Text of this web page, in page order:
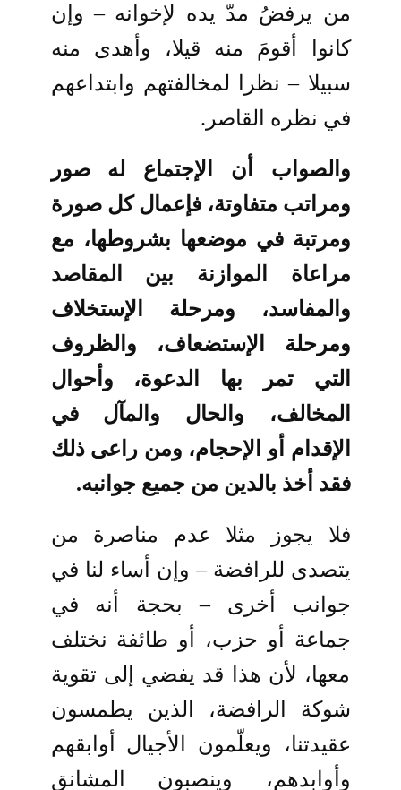
من يرفضُ مدّ يده لإخوانه – وإن
كانوا أقومَ منه قيلا، وأهدى منه
سبيلا – نظرا لمخالفتهم وابتداعهم
في نظره القاصر.
والصواب أن الإجتماع له صور
ومراتب متفاوتة، فإعمال كل صورة
ومرتبة في موضعها بشروطها، مع
مراعاة الموازنة بين المقاصد
والمفاسد، ومرحلة الإستخلاف
ومرحلة الإستضعاف، والظروف
التي تمر بها الدعوة، وأحوال
المخالف، والحال والمآل في
الإقدام أو الإحجام، ومن راعى ذلك
فقد أخذ بالدين من جميع جوانبه.
فلا يجوز مثلا عدم مناصرة من
يتصدى للرافضة – وإن أساء لنا في
جوانب أخرى – بحجة أنه في
جماعة أو حزب، أو طائفة نختلف
معها، لأن هذا قد يفضي إلى تقوية
شوكة الرافضة، الذين يطمسون
عقيدتنا، ويعلّمون الأجيال أوابقهم
وأوابدهم، وينصبون المشانق